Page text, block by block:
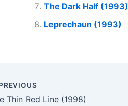
The Dark Half (1993)
Leprechaun (1993)
Thin Red Line (1998)